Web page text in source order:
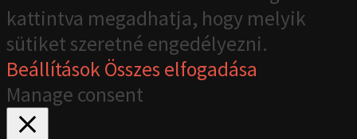
kattintva megadhatja, hogy melyik
sütiket szeretné engedélyezni.
BeállításokÖsszes elfogadása
Manage consent